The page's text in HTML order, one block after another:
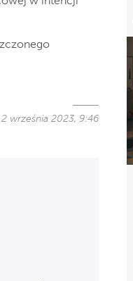
2 września 2023, 9:46